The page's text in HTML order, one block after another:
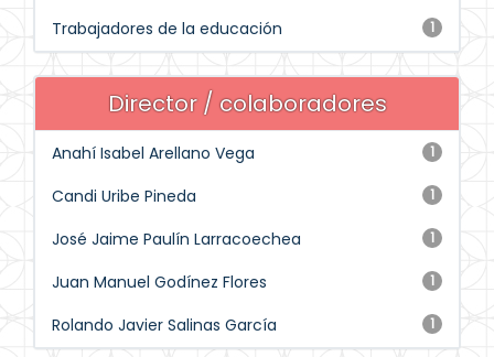
1
Trabajadores de la educación
Director / colaboradores
1
Anahí Isabel Arellano Vega
1
Candi Uribe Pineda
1
José Jaime Paulín Larracoechea
1
Juan Manuel Godínez Flores
1
Rolando Javier Salinas García